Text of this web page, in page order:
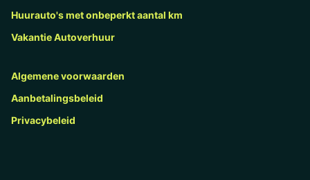
Huurauto's met onbeperkt aantal km
Vakantie Autoverhuur
Algemene voorwaarden
Aanbetalingsbeleid
Privacybeleid